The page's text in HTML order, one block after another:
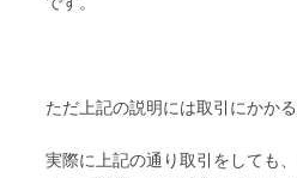
ただ上記の説明には取引にかか
実際に上記の通り取引をしても